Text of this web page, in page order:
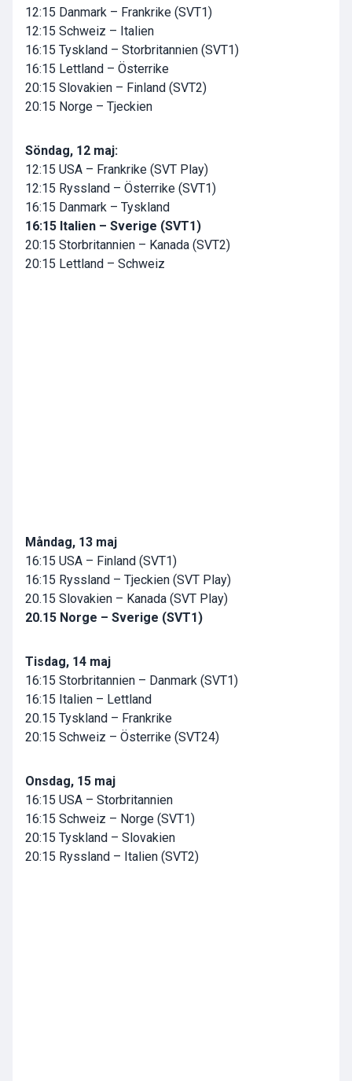
12:15 Danmark – Frankrike (SVT1)
12:15 Schweiz – Italien
16:15 Tyskland – Storbritannien (SVT1)
16:15 Lettland – Österrike
20:15 Slovakien – Finland (SVT2)
20:15 Norge – Tjeckien
Söndag, 12 maj:
12:15 USA – Frankrike (SVT Play)
12:15 Ryssland – Österrike (SVT1)
16:15 Danmark – Tyskland
16:15 Italien – Sverige (SVT1)
20:15 Storbritannien – Kanada (SVT2)
20:15 Lettland – Schweiz
Måndag, 13 maj
16:15 USA – Finland (SVT1)
16:15 Ryssland – Tjeckien (SVT Play)
20.15 Slovakien – Kanada (SVT Play)
20.15 Norge – Sverige (SVT1)
Tisdag, 14 maj
16:15 Storbritannien – Danmark (SVT1)
16:15 Italien – Lettland
20.15 Tyskland – Frankrike
20:15 Schweiz – Österrike (SVT24)
Onsdag, 15 maj
16:15 USA – Storbritannien
16:15 Schweiz – Norge (SVT1)
20:15 Tyskland – Slovakien
20:15 Ryssland – Italien (SVT2)